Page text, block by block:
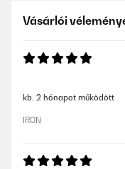
Vásárlói
kb. 2 hónapot működött
IRON